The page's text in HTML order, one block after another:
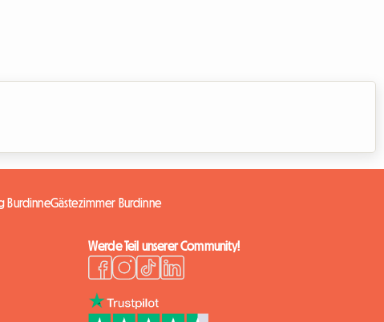
BurdinneGästezimmer Burdinne
Werde Teil unserer Community!